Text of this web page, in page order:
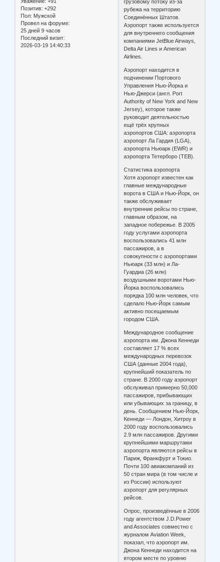
Позитив: +292
Пол: Мужской
Провел на форуме:
25 дней 9 часов
Последний визит:
2026-03-19 14:40:33
грузовому потоку из-за
рубежа на территорию
Соединённых Штатов.
Аэропорт также используется
для внутреннего сообщения
компаниями JetBlue Airways,
Delta Air Lines и American
Airlines.
Аэропорт находится в
подчинении Портового
Управления Нью-Йорка и
Нью-Джерси (англ. Port
Authority of New York and New
Jersey), которое также
руководит деятельностью
ещё трёх крупных
аэропортов США: аэропорта
аэропорт Ла Гардия (LGA),
аэропорта Ньюарк (EWR) и
аэропорта Тетерборо (TEB).
Статистика аэропорта
Хотя аэропорт известен как
главные международные
ворота в США и Нью-Йорк, он
также обслуживает
внутренние рейсы по стране,
главным образом, на
западное побережье. В 2005
году услугами аэропорта
воспользовались 41 млн
пассажиров, а в
совокупности с аэропортами
Ньюарк (33 млн) и Ла-
Гуардиа (26 млн)
воздушными воротами Нью-
Йорка воспользовались
порядка 100 млн человек, что
сделало Нью-Йорк самым
активно посещаемым
городом США.
Международное сообщение
аэропорта им. Джона Кеннеди
составляет 17 % всех
международных перевозок
США (данные 2004 года),
крупнейший показатель по
стране. В 2000 году аэропорт
обслуживал примерно 50,000
пассажиров, прибывающих
или убывающих за границу, в
день. Сообщением Нью-Йорк,
Кеннеди — Лондон, Хитроу в
2000 году воспользовались
2.9 млн пассажиров. Другими
крупнейшими маршрутами
аэропорта являются рейсы в
Париж, Франкфурт и Токио.
Почти 100 авиакомпаний из
50 стран мира (в том числе и
из России) используют
аэропорт для регулярных
рейсов.
Опрос, произведённые в 2006
году агентством J.D.Power
and Associates совместно с
журналом Aviation Week,
показал, что аэропорт им.
Джона Кеннеди находится на
втором месте по уровню